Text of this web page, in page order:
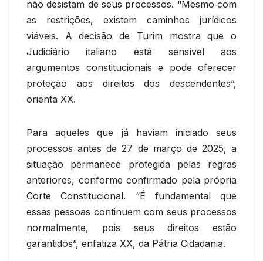
não desistam de seus processos. “Mesmo com
as restrições, existem caminhos jurídicos
viáveis. A decisão de Turim mostra que o
Judiciário italiano está sensível aos
argumentos constitucionais e pode oferecer
proteção aos direitos dos descendentes”,
orienta XX.
Para aqueles que já haviam iniciado seus
processos antes de 27 de março de 2025, a
situação permanece protegida pelas regras
anteriores, conforme confirmado pela própria
Corte Constitucional. “É fundamental que
essas pessoas continuem com seus processos
normalmente, pois seus direitos estão
garantidos”, enfatiza XX, da Pátria Cidadania.